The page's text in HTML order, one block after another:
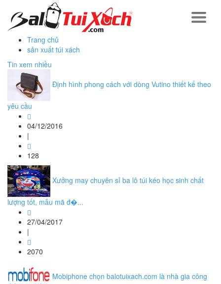
Trang chủ
sản xuất túi xách
Tin xem nhiều
Định hình phong cách với dòng Vutino thiết kế theo
yêu cầu
04/12/2016
|
128
Xưởng may chuyên sỉ ba lô túi kéo học sinh chất
lượng tốt, mẫu mã đ�...
27/04/2017
|
2070
Mobiphone chọn balotuixach.com là nhà gia công